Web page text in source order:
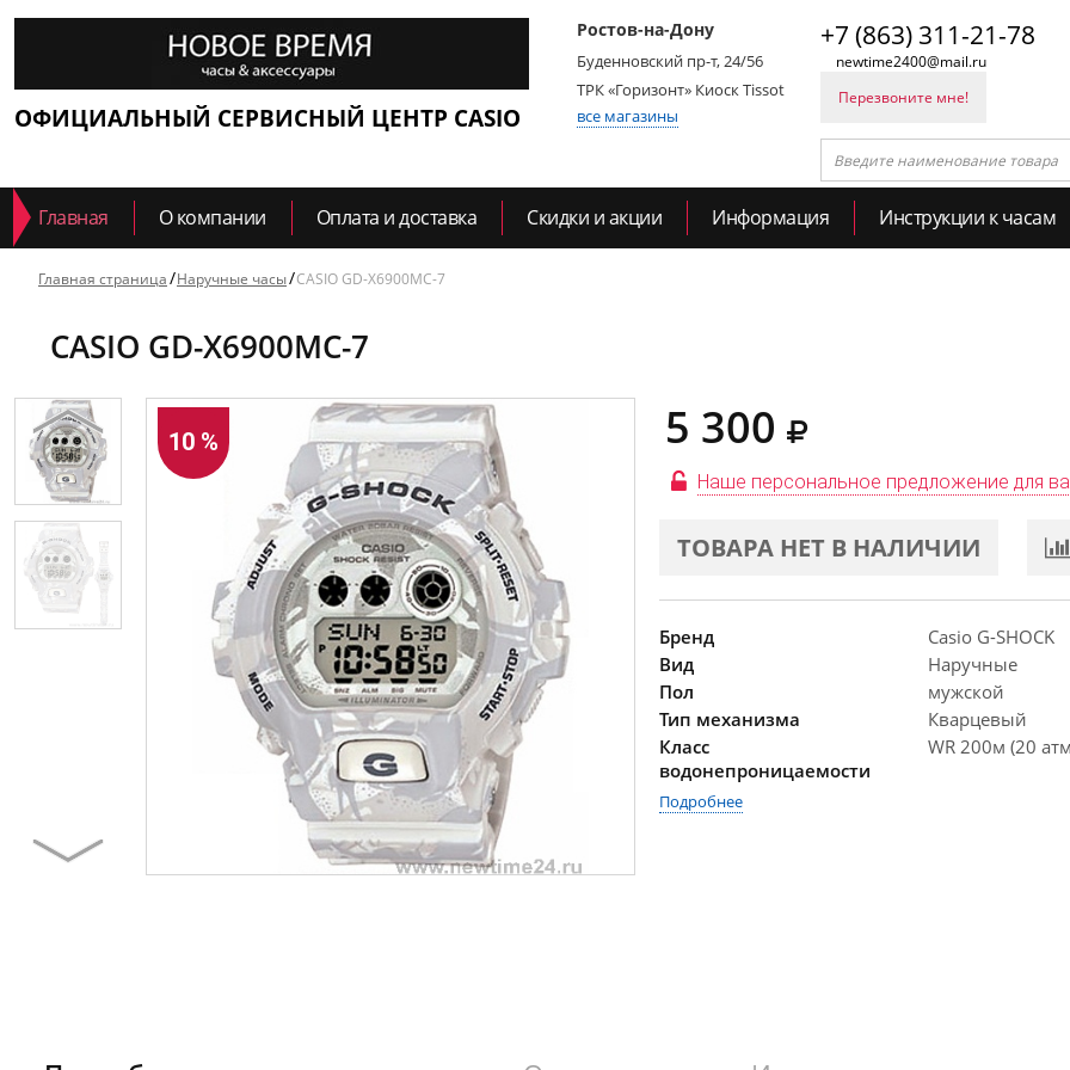
ОФИЦИАЛЬНЫЙ СЕРВИСНЫЙ ЦЕНТР CASIO
Ростов-на-Дону
Буденновский пр-т, 24/56
ТРК «Горизонт» Киоск Tissot
все магазины
+7 (863) 311-21-78
newtime2400@mail.ru
Перезвоните мне!
Главная О компании Оплата и доставка Скидки и акции Информация Инструкции к часам
Главная страница Наручные часы CASIO GD-X6900MC-7
CASIO GD-X6900MC-7
10 % 5 300
Наше персональное предложение для
ТОВАРА НЕТ В НАЛИЧИИ
Бренд
Casio G-SHOCK
Вид
Наручные
Пол
мужской
Тип механизма
Кварцевый
Класс
водонепроницаемости
WR 200м (20
Подробнее